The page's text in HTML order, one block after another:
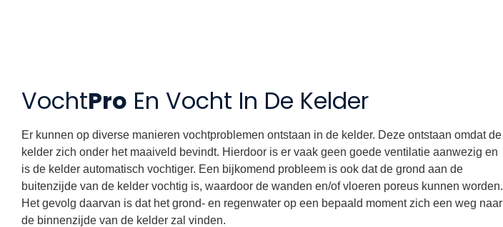
VochtPro En Vocht In De Kelder
Er kunnen op diverse manieren vochtproblemen ontstaan in de kelder. Deze ontstaan omdat de
kelder zich onder het maaiveld bevindt. Hierdoor is er vaak geen goede ventilatie aanwezig en
is de kelder automatisch vochtiger. Een bijkomend probleem is ook dat de grond aan de
buitenzijde van de kelder vochtig is, waardoor de wanden en/of vloeren poreus kunnen worden.
Het gevolg daarvan is dat het grond- en regenwater op een bepaald moment zich een weg naar
de binnenzijde van de kelder zal vinden.